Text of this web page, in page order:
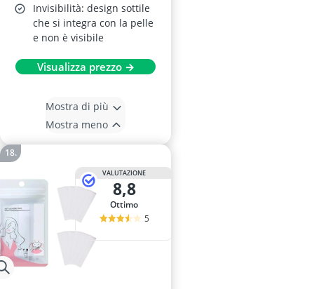
Invisibilità: design sottile
che si integra con la pelle
e non è visibile
Visualizza prezzo →
Mostra di più
Mostra meno
VALUTAZIONE
8,8
Ottimo
5